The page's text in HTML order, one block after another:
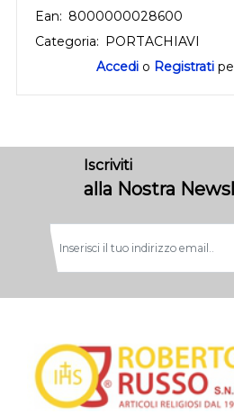
Ean: 8000000028600
Categoria: PORTACHIAVI
Accedi o Registrati
Iscriviti
alla Nostra